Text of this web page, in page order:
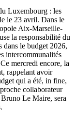
Luxembourg : les
le 23 avril. Dans le
Aix-Marseille-
la responsabilité du
dans le budget 2026,
intercommunalités
mercredi encore, la
rappelant avoir
qui a été, in fine,
collaborateur
Le Maire, sera